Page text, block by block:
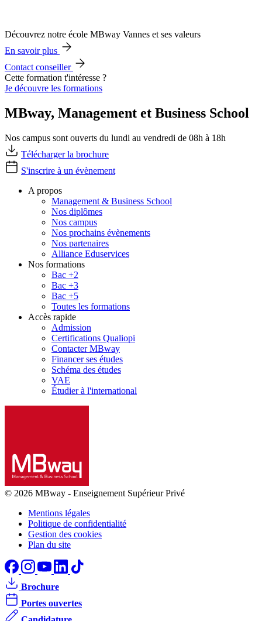
Découvrez notre école MBway Vannes et ses valeurs
En savoir plus
Contact conseiller
Cette formation t'intéresse ?
Je découvre les formations
MBway, Management et Business School
Nos campus sont ouverts du lundi au vendredi de 08h à 18h
Télécharger la brochure
S'inscrire à un évènement
A propos
Management & Business School
Nos diplômes
Nos campus
Nos prochains évènements
Nos partenaires
Alliance Eduservices
Nos formations
Bac +2
Bac +3
Bac +5
Toutes les formations
Accès rapide
Admission
Certifications Qualiopi
Contacter MBway
Financer ses études
Schéma des études
VAE
Étudier à l'international
© 2026 MBway - Enseignement Supérieur Privé
Mentions légales
Politique de confidentialité
Gestion des cookies
Plan du site
Brochure
Portes ouvertes